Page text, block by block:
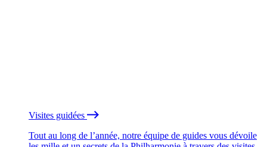
Visites guidées
Tout au long de l’année, notre équipe de guides vous dévoile